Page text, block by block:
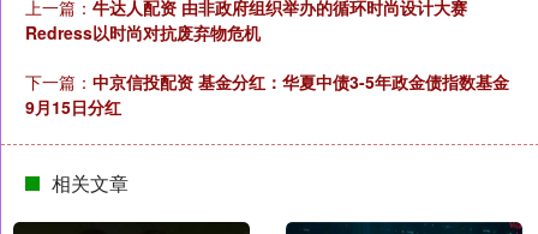
上一篇： 牛达人配资 由非政府组织举办的循环时尚设计大赛
Redress以时尚对抗废弃物危机
下一篇： 中京信投配资 基金分红：华夏中债3-5年政金债指数基金
9月15日分红
相关文章